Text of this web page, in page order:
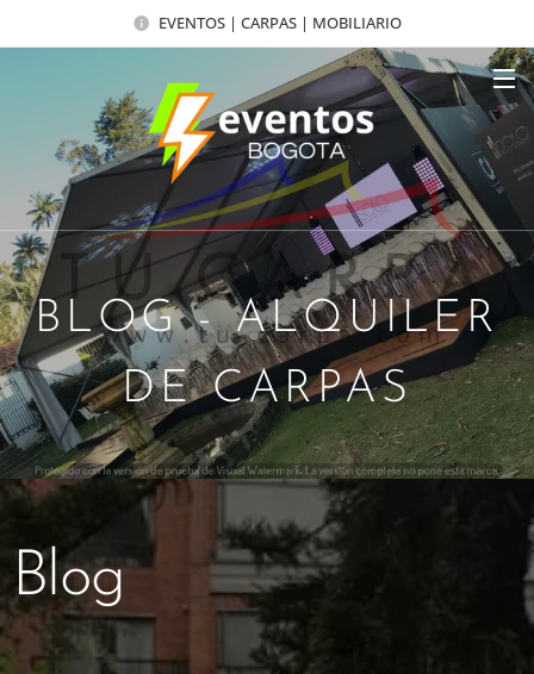
EVENTOS | CARPAS | MOBILIARIO
BLOG - ALQUILER
DE CARPAS
Blog